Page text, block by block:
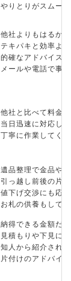
やりとりがスムー
他社よりもはるか
テキパキと効率よ
的確なアドバイス
メールや電話で事
他社と比べて料金
当日迅速に対応し
丁寧に作業してく
遺品整理で金品や
引っ越し前後の片
値下げ交渉にも応
お札の供養もして
納得できる金額だ
見積もりや下見に
知人から紹介され
片付けのアドバイ